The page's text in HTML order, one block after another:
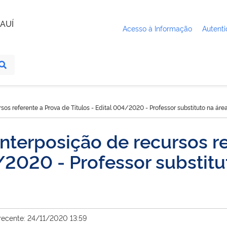
Acesso à Informação
referente a Prova de Títulos - Edital 004/2020 - Professor substituto na
de recursos
- Professor
24/11/2020 13:59